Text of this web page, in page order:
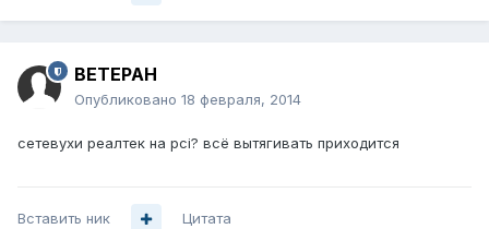
BETEPAH
Опубликовано 18 февраля, 2014
сетевухи реалтек на pci? всё вытягивать приходится
Вставить ник Цитата